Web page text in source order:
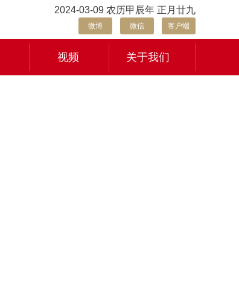
2024-03-09 农历甲辰年 正月廿九
微博 微信 客户端
视频 关于我们